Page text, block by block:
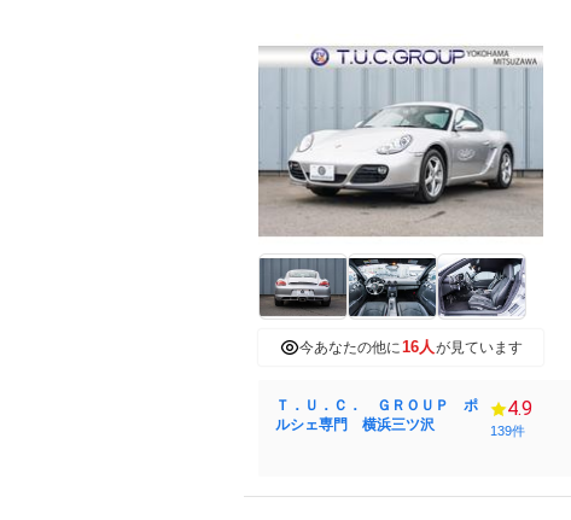
今あなたの他に16人が見ています
Ｔ．Ｕ．Ｃ． ＧＲＯＵＰ ポ
ルシェ専門 横浜三ツ沢
4.9
139件